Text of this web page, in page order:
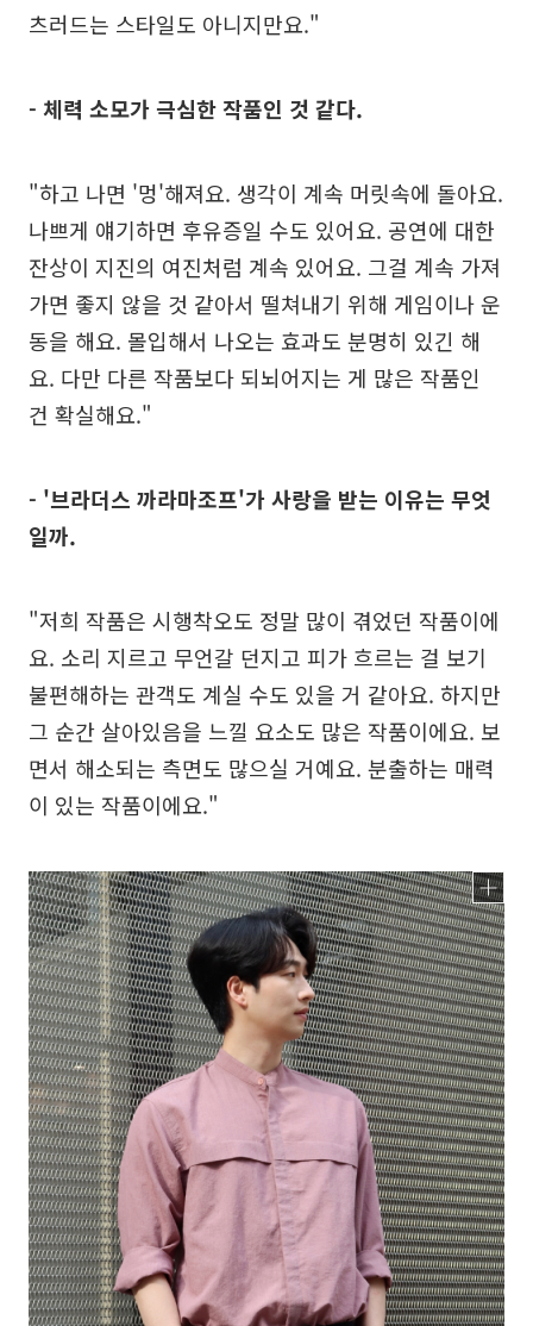
츠러드는 스타일도 아니지만요."
- 체력 소모가 극심한 작품인 것 같다.
"하고 나면 '멍'해져요. 생각이 계속 머릿속에 돌아요.
나쁘게 얘기하면 후유증일 수도 있어요. 공연에 대한
잔상이 지진의 여진처럼 계속 있어요. 그걸 계속 가져
가면 좋지 않을 것 같아서 떨쳐내기 위해 게임이나 운
동을 해요. 몰입해서 나오는 효과도 분명히 있긴 해
요. 다만 다른 작품보다 되뇌어지는 게 많은 작품인
건 확실해요."
- '브라더스 까라마조프'가 사랑을 받는 이유는 무엇
일까.
"저희 작품은 시행착오도 정말 많이 겪었던 작품이에
요. 소리 지르고 무언갈 던지고 피가 흐르는 걸 보기
불편해하는 관객도 계실 수도 있을 거 같아요. 하지만
그 순간 살아있음을 느낄 요소도 많은 작품이에요. 보
면서 해소되는 측면도 많으실 거예요. 분출하는 매력
이 있는 작품이에요."